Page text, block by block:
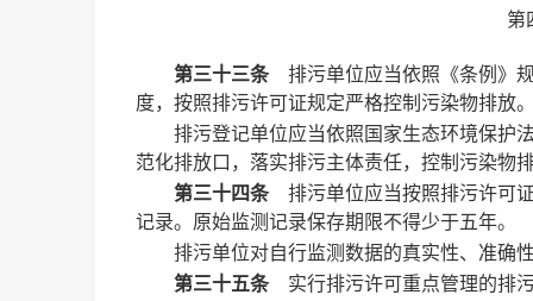
第
第三十三条排污单位应当依照《条例》规
度，按照排污许可证规定严格控制污染物排放
排污登记单位应当依照国家生态环境保护
范化排放口，落实排污主体责任，控制污染物
第三十四条排污单位应当按照排污许可证
记录。原始监测记录保存期限不得少于五年。
排污单位对自行监测数据的真实性、准确
第三十五条实行排污许可重点管理的排污